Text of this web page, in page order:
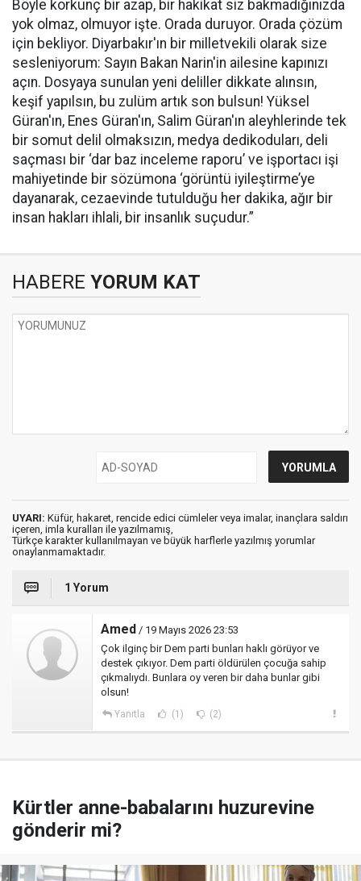
Böyle korkunç bir azap, bir hakikat siz bakmadığınızda
yok olmaz, olmuyor işte. Orada duruyor. Orada çözüm
için bekliyor. Diyarbakır'ın bir milletvekili olarak size
sesleniyorum: Sayın Bakan Narin'in ailesine kapınızı
açın. Dosyaya sunulan yeni deliller dikkate alınsın,
keşif yapılsın, bu zulüm artık son bulsun! Yüksel
Güran'ın, Enes Güran'ın, Salim Güran'ın aleyhlerinde tek
bir somut delil olmaksızın, medya dedikoduları, deli
saçması bir ‘dar baz inceleme raporu’ ve işportacı işi
mahiyetinde bir sözümona ‘görüntü iyileştirme’ye
dayanarak, cezaevinde tutulduğu her dakika, ağır bir
insan hakları ihlali, bir insanlık suçudur.”
HABERE YORUM KAT
UYARI: Küfür, hakaret, rencide edici cümleler veya imalar, inançlara saldırı
içeren, imla kuralları ile yazılmamış,
Türkçe karakter kullanılmayan ve büyük harflerle yazılmış yorumlar
onaylanmamaktadır.
1 Yorum
Amed / 19 Mayıs 2026 23:53
Çok ilginç bir Dem parti bunları haklı görüyor ve
destek çıkıyor. Dem parti öldürülen çocuğa sahip
çıkmalıydı. Bunlara oy veren bir daha bunlar gibi
olsun!
Yanıtla (1) (2)
Kürtler anne-babalarını huzurevine
gönderir mi?